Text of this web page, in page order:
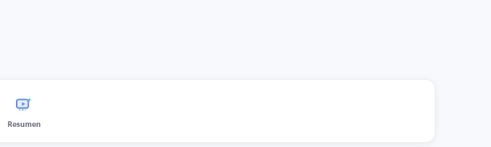
Resumen